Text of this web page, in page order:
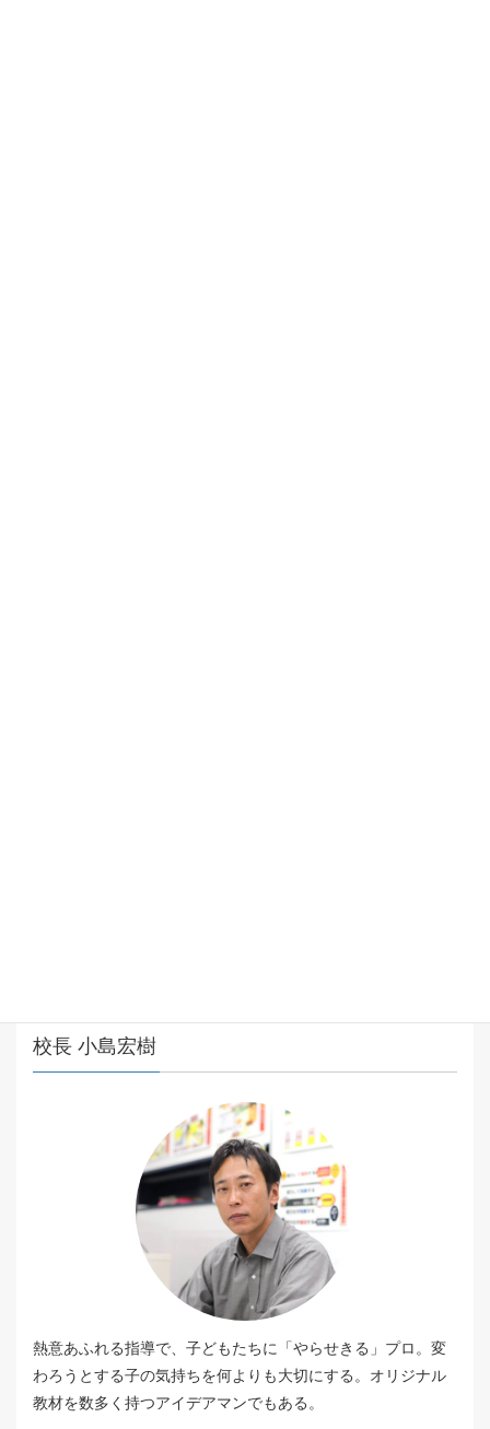
校長 小島宏樹
熱意あふれる指導で、子どもたちに「やらせきる」プロ。変
わろうとする子の気持ちを何よりも大切にする。オリジナル
教材を数多く持つアイデアマンでもある。